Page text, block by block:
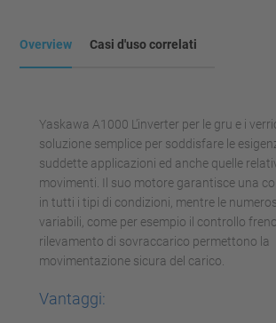
Overview Casi d'uso correlati
Yaskawa A1000 L’inverter per le gru e i
soluzione semplice per soddisfare le
suddette applicazioni ed anche quelle
movimenti. Il suo motore garantisce una
in tutti i tipi di condizioni, mentre le
variabili, come per esempio il controllo
rilevamento di sovraccarico permettono la
movimentazione sicura del carico.
Vantaggi: